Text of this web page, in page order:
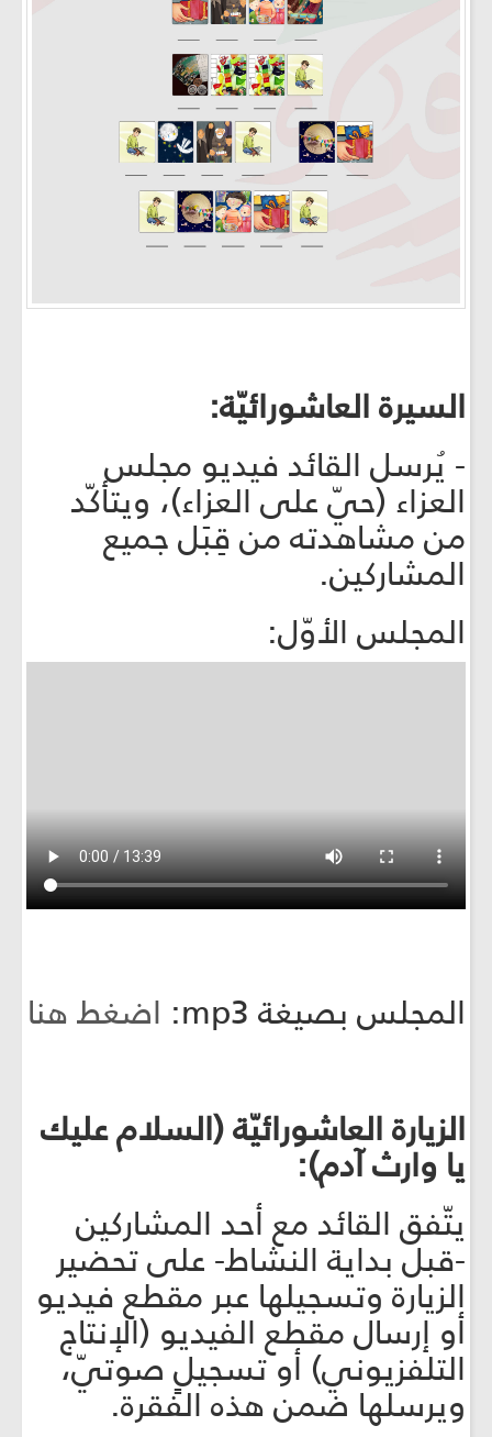
السيرة العاشورائيّة:
- يُرسل القائد فيديو مجلس
العزاء (حيّ على العزاء)، ويتأكّد
من مشاهدته من قِبَل جميع
المشاركين.
المجلس الأوّل:
المجلس بصيغة mp3: اضغط هنا
الزيارة العاشورائيّة (السلام عليك
يا وارث آدم):
يتّفق القائد مع أحد المشاركين
-قبل بداية النشاط- على تحضير
الزيارة وتسجيلها عبر مقطع فيديو
أو إرسال مقطع الفيديو (الإنتاج
التلفزيوني) أو تسجيلٍ صوتيّ،
ويرسلها ضمن هذه الفقرة.